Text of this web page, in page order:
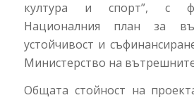
култура и спорт”, с
Националния план за
устойчивост и
Министерство на
Общата стойност на